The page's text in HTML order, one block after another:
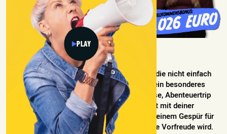
PLAY
STELL DIR VOR:
Du bist die erste Anlaufstelle für Menschen, die nicht einfach
irgendeine Reise buchen möchten, sondern ein besonderes
Reiseerlebnis suchen. Ob Fernreise, Rundreise, Abenteuertrip
oder individuell geplante Auszeit – du sorgst mit deiner
Erfahrung, deinem Organisationstalent und deinem Gespür für
Service dafür, dass aus Reisewünschen echte Vorfreude wird.